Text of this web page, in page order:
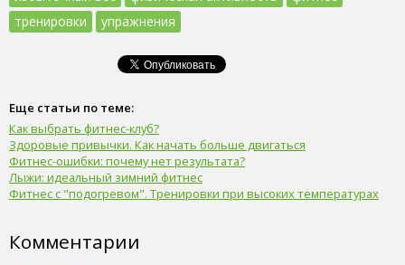
тренировки
упражнения
Еще статьи по теме:
Как выбрать фитнес-клуб?
Здоровые привычки. Как начать больше двигаться
Фитнес-ошибки: почему нет результата?
Лыжи: идеальный зимний фитнес
Фитнес с "подогревом". Тренировки при высоких температурах
Комментарии